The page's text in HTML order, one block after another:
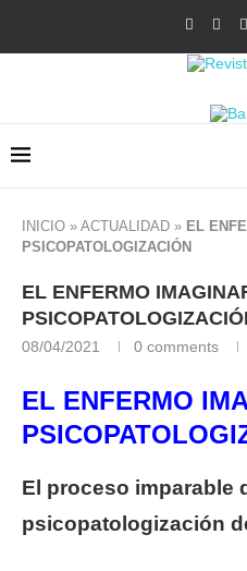
INICIO » ACTUALIDAD » EL
PSICOPATOLOGIZACIÓN
EL ENFERMO
08/04/2021 0 comments
EL ENFERMO
El proceso imparable
psicopatologización